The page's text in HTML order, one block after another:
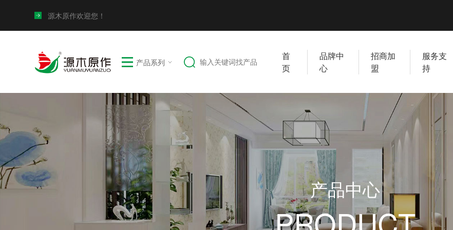
源木原作欢迎您！
产品系列
首
页
品牌中
心
招商加
盟
服务支
持
产品中心